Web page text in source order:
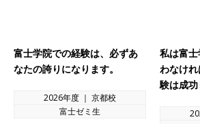
富士学院での経験は、必ずあ
なたの誇りになります。
2026年度 ｜ 京都校
富士ゼミ生
私は富
わなけ
験は成